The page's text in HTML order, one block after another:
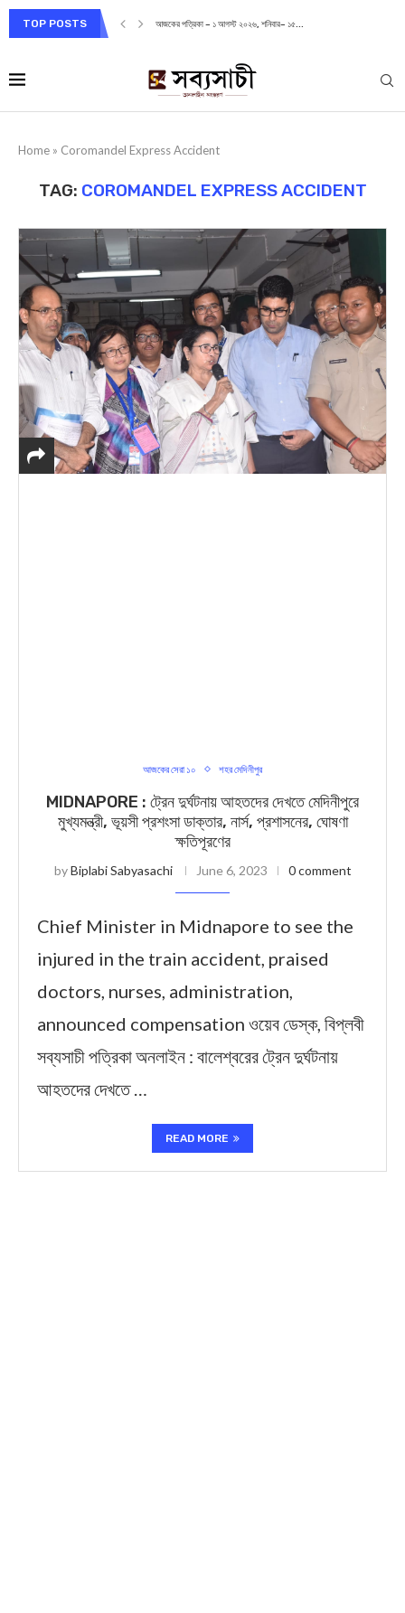
TOP POSTS আজকের পত্রিকা – ১ আগস্ট ২০২৬, শনিবার– ১৫...
Home » Coromandel Express Accident
TAG: COROMANDEL EXPRESS ACCIDENT
আজকের সেরা ১০ শহর মেদিনীপুর
MIDNAPORE : ট্রেন দুর্ঘটনায় আহতদের দেখতে মেদিনীপুরে
মুখ্যমন্ত্রী, ভূয়সী প্রশংসা ডাক্তার, নার্স, প্রশাসনের, ঘোষণা
ক্ষতিপূরণের
byBiplabi Sabyasachi June 6, 2023 0 comment
Chief Minister in Midnapore to see the
injured in the train accident, praised
doctors, nurses, administration,
announced compensation ওয়েব ডেস্ক, বিপ্লবী
সব্যসাচী পত্রিকা অনলাইন : বালেশ্বরের ট্রেন দুর্ঘটনায়
আহতদের দেখতে …
READ MORE